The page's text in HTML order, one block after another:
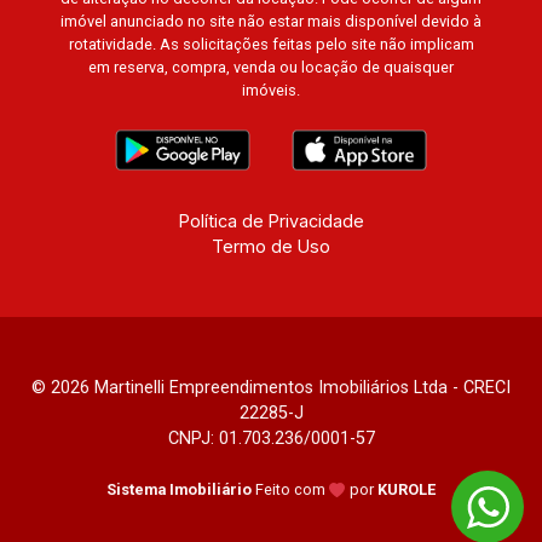
imóvel anunciado no site não estar mais disponível devido à
rotatividade. As solicitações feitas pelo site não implicam
em reserva, compra, venda ou locação de quaisquer
imóveis.
Política de Privacidade
Termo de Uso
© 2026 Martinelli Empreendimentos Imobiliários Ltda - CRECI
22285-J
CNPJ: 01.703.236/0001-57
Sistema Imobiliário Feito com por KUROLE